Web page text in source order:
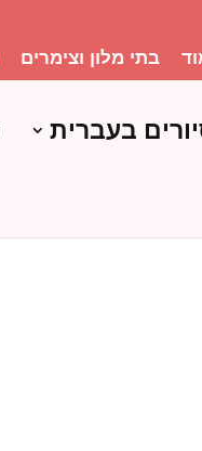
בתי מלון וצימרים
בעברית